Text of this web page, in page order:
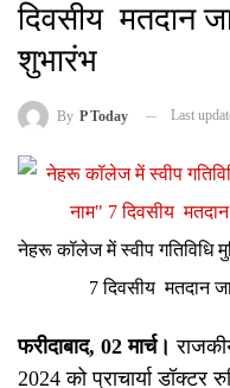
दिवसीय मतदान
शुभारंभ
By P Today Last
नेहरू कॉलेज में स्वीप गतिविधि
7 दिवसीय मतदान
फरीदाबाद, 02 मार्च।
2024 को प्राचार्या डॉक्टर